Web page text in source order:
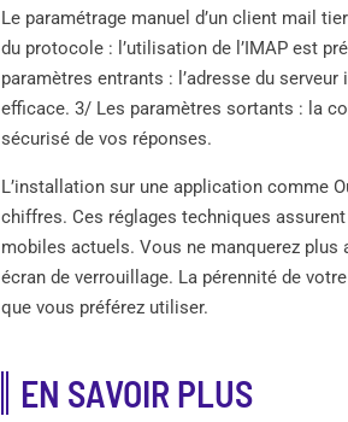
Le paramétrage manuel d’un client mail
du protocole : l’utilisation de l’IMAP est
paramètres entrants : l’adresse du
efficace. 3/ Les paramètres sortants : la
sécurisé de vos réponses.
L’installation sur une application comme
chiffres. Ces réglages techniques
mobiles actuels. Vous ne manquerez
écran de verrouillage. La pérennité de
que vous préférez utiliser.
EN SAVOIR PLUS